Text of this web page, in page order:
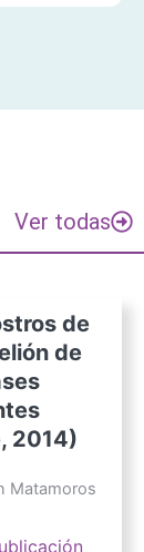
Ver todas
de
de
2014)
Matamoros